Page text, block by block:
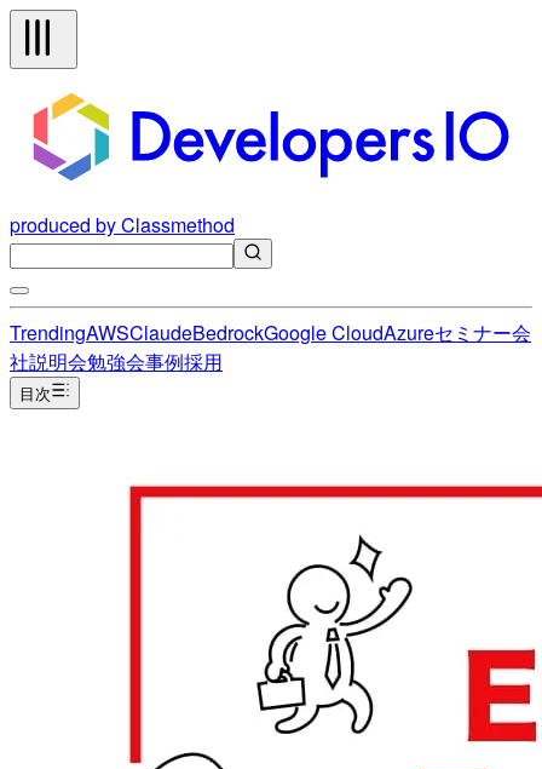
produced by Classmethod
TrendingAWSClaudeBedrockGoogle CloudAzureセミナー会
社説明会勉強会事例採用
目次